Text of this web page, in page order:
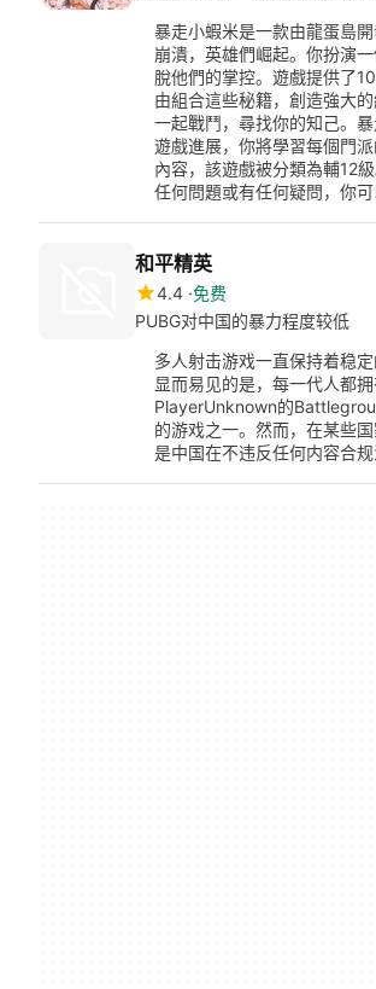
暴走小蝦米是一款由龍蛋島
崩潰，英雄們崛起。你扮演
脫他們的掌控。遊戲提供了
由組合這些秘籍，創造強大
一起戰鬥，尋找你的知己。
遊戲進展，你將學習每個門
內容，該遊戲被分類為輔12
任何問題或有任何疑問，你
和平精英
4.4 免费
PUBG对中国的暴力程度较低
多人射击游戏一直保持着稳
显而易见的是，每一代人都
PlayerUnknown的
的游戏之一。然而，在某些
是中国在不违反任何内容合